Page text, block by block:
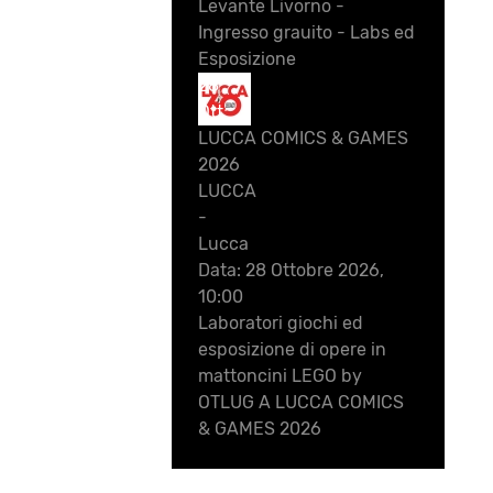
Levante Livorno -
Ingresso grauito - Labs ed
Esposizione
28
Ott
LUCCA COMICS & GAMES
2026
LUCCA
-
Lucca
Data: 28 Ottobre 2026,
10:00
Laboratori giochi ed
esposizione di opere in
mattoncini LEGO by
OTLUG A LUCCA COMICS
& GAMES 2026